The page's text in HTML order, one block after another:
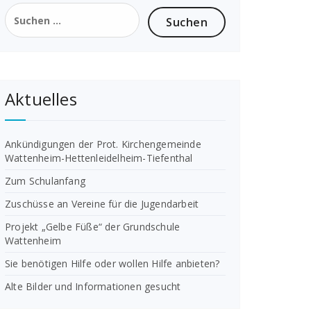
Suchen
nach:
Aktuelles
Ankündigungen der Prot. Kirchengemeinde
Wattenheim-Hettenleidelheim-Tiefenthal
Zum Schulanfang
Zuschüsse an Vereine für die Jugendarbeit
Projekt „Gelbe Füße“ der Grundschule
Wattenheim
Sie benötigen Hilfe oder wollen Hilfe anbieten?
Alte Bilder und Informationen gesucht